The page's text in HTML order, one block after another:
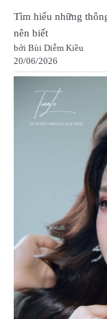
Tìm hiểu những
nên biết
bởi Bùi Diễm Kiều
20/06/2026